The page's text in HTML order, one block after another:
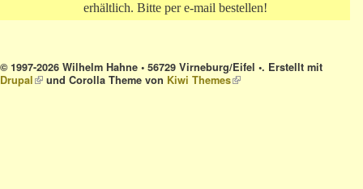
erhältlich. Bitte per e-mail bestellen!
© 1997-2026 Wilhelm Hahne • 56729 Virneburg/Eifel •. Erstellt mit
Drupal(link is external)
und Corolla Theme von Kiwi Themes(link is external)